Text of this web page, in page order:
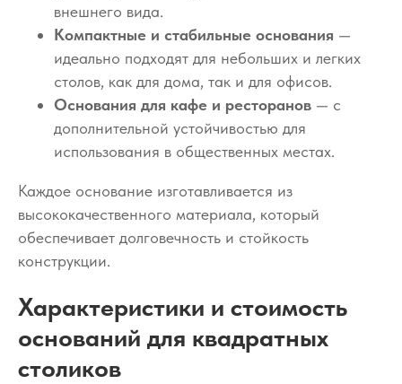
внешнего вида.
Компактные и стабильные основания —
идеально подходят для небольших и легких
столов, как для дома, так и для офисов.
Основания для кафе и ресторанов — с
дополнительной устойчивостью для
использования в общественных местах.
Каждое основание изготавливается из
высококачественного материала, который
обеспечивает долговечность и стойкость
конструкции.
Характеристики и стоимость
оснований для квадратных
столиков